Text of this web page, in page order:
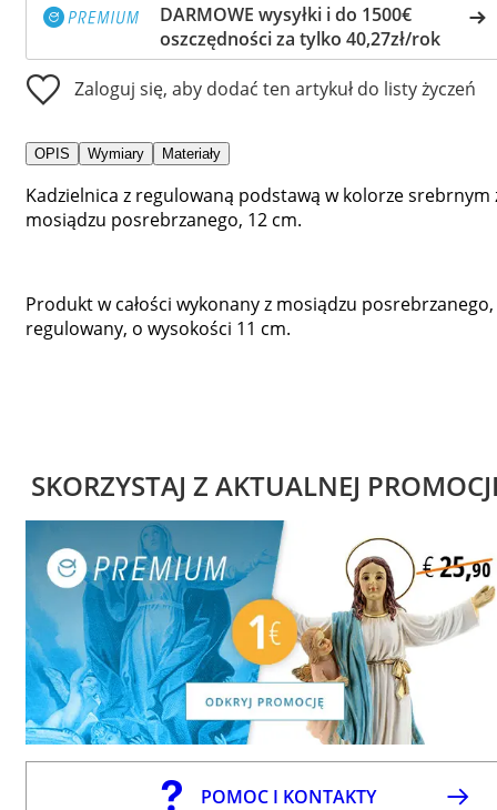
DARMOWE wysyłki i do 1500€
oszczędności za tylko 40,27zł/rok
Zaloguj się, aby dodać ten artykuł do listy życzeń
OPIS Wymiary Materiały
Kadzielnica z regulowaną podstawą w kolorze srebrnym
mosiądzu posrebrzanego, 12 cm.
Produkt w całości wykonany z mosiądzu posrebrzanego,
regulowany, o wysokości 11 cm.
SKORZYSTAJ Z AKTUALNEJ
POMOC I KONTAKTY